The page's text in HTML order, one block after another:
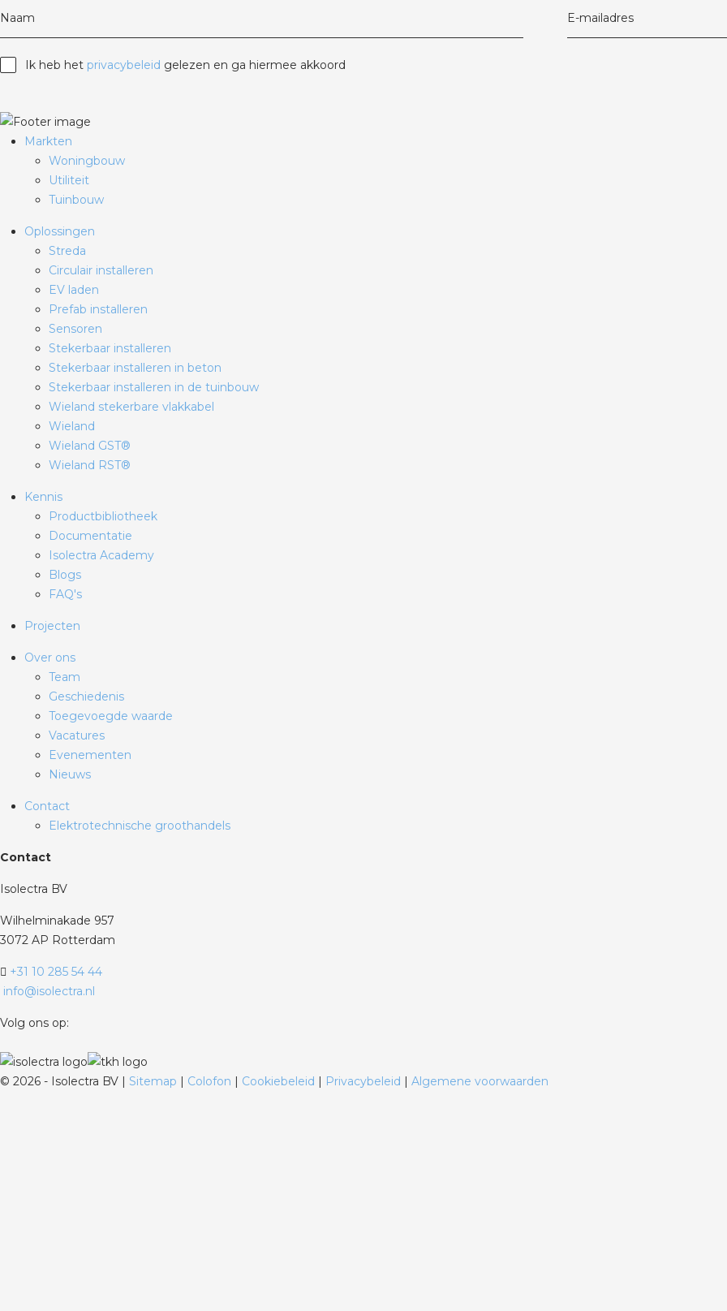
Naam E-mailadres
Ik heb het privacybeleid gelezen en ga hiermee akkoord
Markten
Woningbouw
Utiliteit
Tuinbouw
Oplossingen
Streda
Circulair installeren
EV laden
Prefab installeren
Sensoren
Stekerbaar installeren
Stekerbaar installeren in beton
Stekerbaar installeren in de tuinbouw
Wieland stekerbare vlakkabel
Wieland
Wieland GST®
Wieland RST®
Kennis
Productbibliotheek
Documentatie
Isolectra Academy
Blogs
FAQ's
Projecten
Over ons
Team
Geschiedenis
Toegevoegde waarde
Vacatures
Evenementen
Nieuws
Contact
Elektrotechnische groothandels
Contact
Isolectra BV
Wilhelminakade 957
3072 AP Rotterdam
+31 10 285 54 44
info@isolectra.nl
Volg ons op:
© 2026 - Isolectra BV | Sitemap | Colofon | Cookiebeleid | Privacybeleid | Algemene voorwaarden